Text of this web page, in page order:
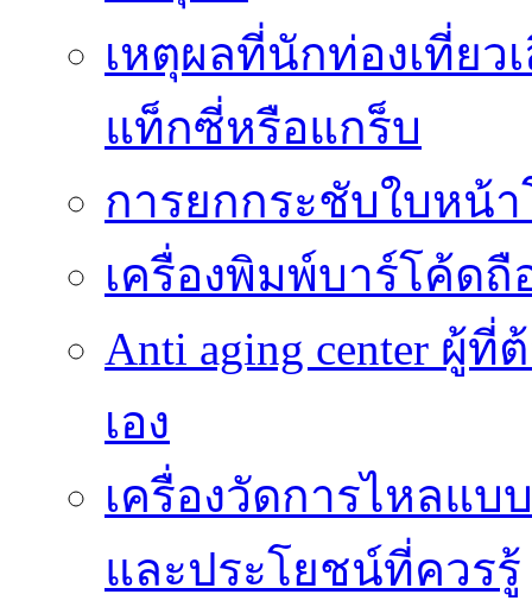
เหตุผลที่นักท่องเที่ย
แท็กซี่หรือแกร็บ
การยกกระชับใบหน้
เครื่องพิมพ์บาร์โค้ด
Anti aging center ผู้
เอง
เครื่องวัดการไหลแ
และประโยชน์ที่ควรรู้